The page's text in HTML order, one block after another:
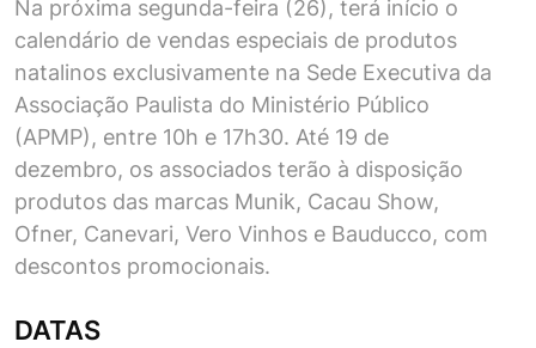
Na próxima segunda-feira (26), terá início o
calendário de vendas especiais de produtos
natalinos exclusivamente na Sede Executiva da
Associação Paulista do Ministério Público
(APMP), entre 10h e 17h30. Até 19 de
dezembro, os associados terão à disposição
produtos das marcas Munik, Cacau Show,
Ofner, Canevari, Vero Vinhos e Bauducco, com
descontos promocionais.
DATAS